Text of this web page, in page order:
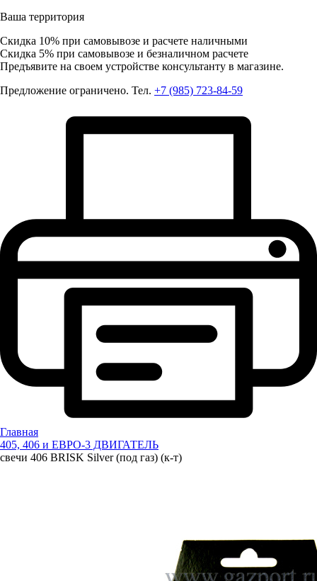
Ваша территория
Скидка 10% при самовывозе и расчете наличными
Скидка 5% при самовывозе и безналичном расчете
Предъявите на своем устройстве консультанту в магазине.
Предложение ограничено. Тел. +7 (985) 723-84-59
Главная
405, 406 и ЕВРО-3 ДВИГАТЕЛЬ
свечи 406 BRISK Silver (под газ) (к-т)